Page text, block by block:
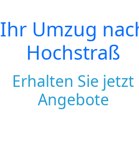
Ihr Umzug
Hochstraß
Erhalten Sie jetzt
Angebote